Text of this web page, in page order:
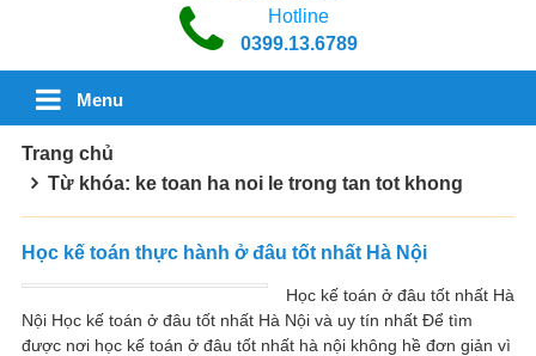
Hotline
0399.13.6789
Menu
Trang chủ
Từ khóa: ke toan ha noi le trong tan tot khong
Học kế toán thực hành ở đâu tốt nhất Hà Nội
Học kế toán ở đâu tốt nhất Hà
Nội Học kế toán ở đâu tốt nhất Hà Nội và uy tín nhất Để tìm
được nơi học kế toán ở đâu tốt nhất hà nội không hề đơn giản vì